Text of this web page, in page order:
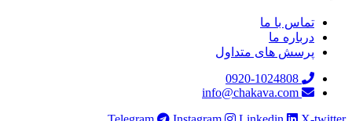
تماس با ما
درباره ما
پرسش های متداول
0920-1024808
info@chakava.com